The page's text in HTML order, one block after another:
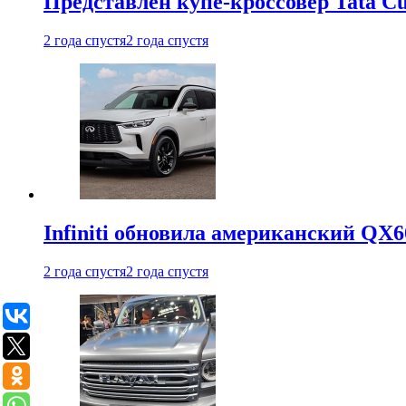
2 года спустя2 года спустя
Infiniti обновила американский
2 года спустя2 года спустя